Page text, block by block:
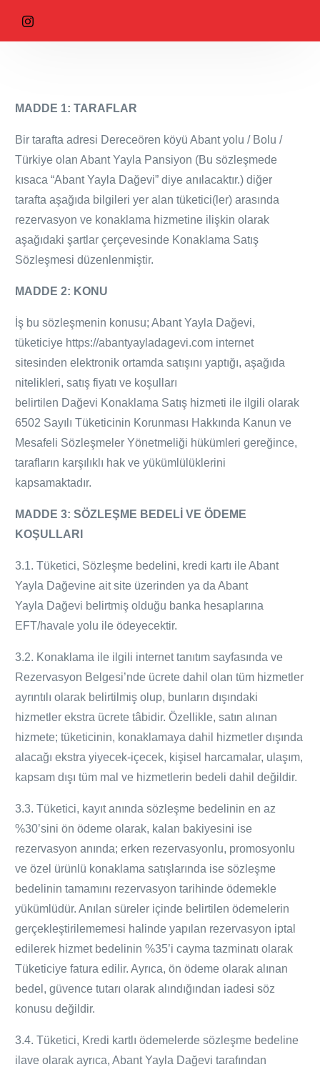
MADDE 1: TARAFLAR
Bir tarafta adresi Dereceören köyü Abant yolu / Bolu /
Türkiye olan Abant Yayla Pansiyon (Bu sözleşmede
kısaca “Abant Yayla Dağevi” diye anılacaktır.) diğer
tarafta aşağıda bilgileri yer alan tüketici(ler) arasında
rezervasyon ve konaklama hizmetine ilişkin olarak
aşağıdaki şartlar çerçevesinde Konaklama Satış
Sözleşmesi düzenlenmiştir.
MADDE 2: KONU
İş bu sözleşmenin konusu; Abant Yayla Dağevi,
tüketiciye https://abantyayladagevi.com internet
sitesinden elektronik ortamda satışını yaptığı, aşağıda
nitelikleri, satış fiyatı ve koşulları
belirtilen Dağevi Konaklama Satış hizmeti ile ilgili olarak
6502 Sayılı Tüketicinin Korunması Hakkında Kanun ve
Mesafeli Sözleşmeler Yönetmeliği hükümleri gereğince,
tarafların karşılıklı hak ve yükümlülüklerini
kapsamaktadır.
MADDE 3: SÖZLEŞME BEDELİ VE ÖDEME
KOŞULLARI
3.1. Tüketici, Sözleşme bedelini, kredi kartı ile Abant
Yayla Dağevine ait site üzerinden ya da Abant
Yayla Dağevi belirtmiş olduğu banka hesaplarına
EFT/havale yolu ile ödeyecektir.
3.2. Konaklama ile ilgili internet tanıtım sayfasında ve
Rezervasyon Belgesi’nde ücrete dahil olan tüm hizmetler
ayrıntılı olarak belirtilmiş olup, bunların dışındaki
hizmetler ekstra ücrete tâbidir. Özellikle, satın alınan
hizmete; tüketicinin, konaklamaya dahil hizmetler dışında
alacağı ekstra yiyecek-içecek, kişisel harcamalar, ulaşım,
kapsam dışı tüm mal ve hizmetlerin bedeli dahil değildir.
3.3. Tüketici, kayıt anında sözleşme bedelinin en az
%30’sini ön ödeme olarak, kalan bakiyesini ise
rezervasyon anında; erken rezervasyonlu, promosyonlu
ve özel ürünlü konaklama satışlarında ise sözleşme
bedelinin tamamını rezervasyon tarihinde ödemekle
yükümlüdür. Anılan süreler içinde belirtilen ödemelerin
gerçekleştirilememesi halinde yapılan rezervasyon iptal
edilerek hizmet bedelinin %35’i cayma tazminatı olarak
Tüketiciye fatura edilir. Ayrıca, ön ödeme olarak alınan
bedel, güvence tutarı olarak alındığından iadesi söz
konusu değildir.
3.4. Tüketici, Kredi kartlı ödemelerde sözleşme bedeline
ilave olarak ayrıca, Abant Yayla Dağevitarafından